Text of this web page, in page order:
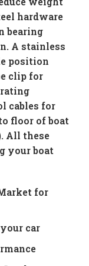
hardware
bearing
A stainless
position
clip for
cables for
floor of boat
All these
your boat
for
car